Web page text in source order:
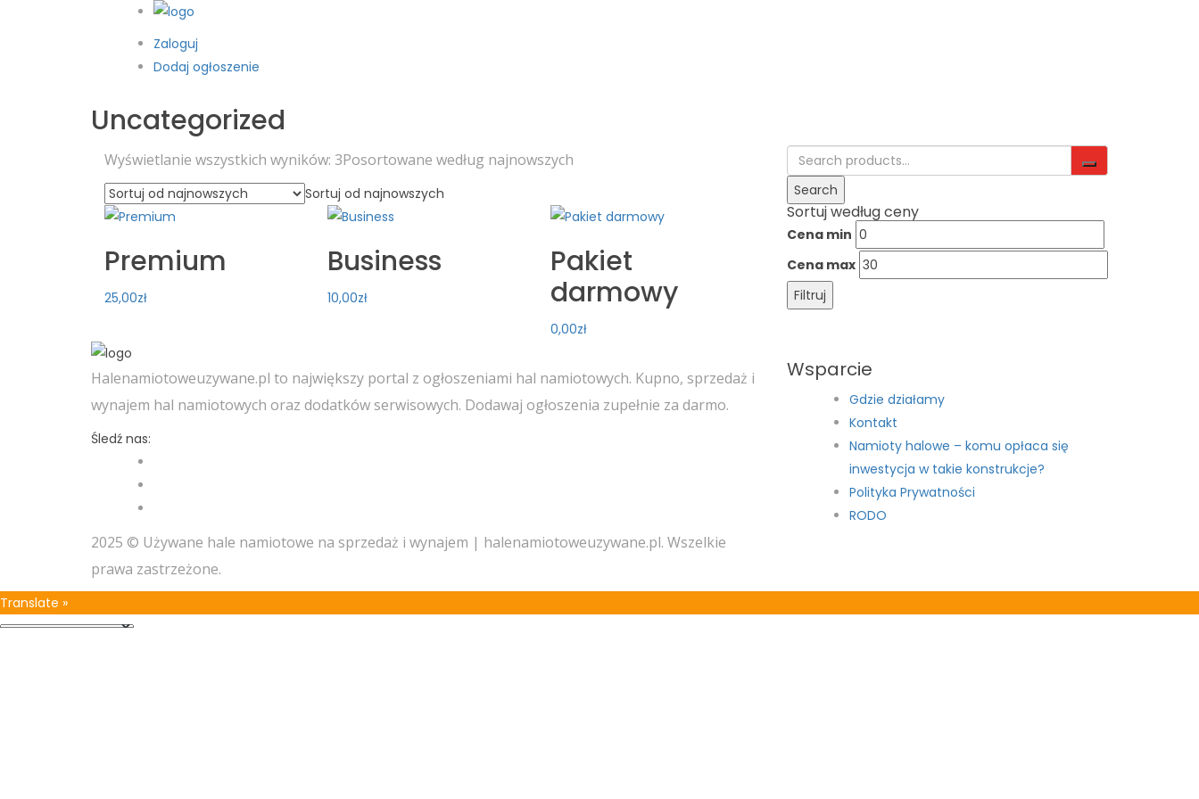
Zaloguj
Dodaj ogłoszenie
Uncategorized
Wyświetlanie wszystkich wyników: 3Posortowane według najnowszych
Sortuj od najnowszych
Premium
25,00zł
Business
10,00zł
Pakiet
darmowy
0,00zł
Sortuj według ceny
Cena min
Cena max
Filtruj
Halenamiotoweuzywane.pl to największy portal z ogłoszeniami hal namiotowych. Kupno, sprzedaż i
wynajem hal namiotowych oraz dodatków serwisowych. Dodawaj ogłoszenia zupełnie za darmo.
Śledź nas:
2025 © Używane hale namiotowe na sprzedaż i wynajem | halenamiotoweuzywane.pl. Wszelkie
prawa zastrzeżone.
Wsparcie
Gdzie działamy
Kontakt
Namioty halowe – komu opłaca się
inwestycja w takie konstrukcje?
Polityka Prywatności
RODO
Translate »